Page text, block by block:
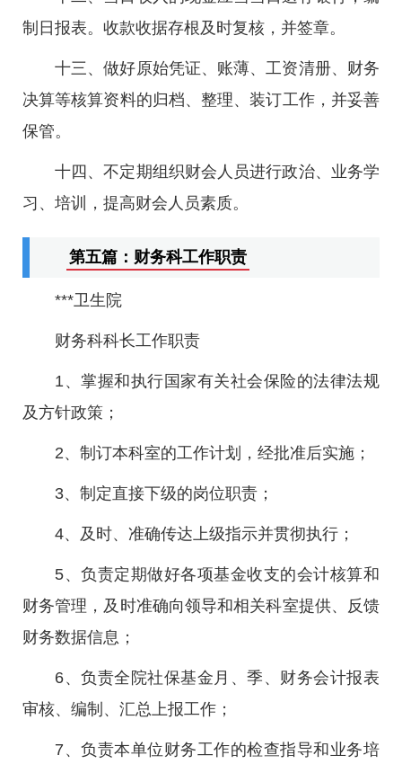
制日报表。收款收据存根及时复核，并签章。
十三、做好原始凭证、账薄、工资清册、财务
决算等核算资料的归档、整理、装订工作，并妥善
保管。
十四、不定期组织财会人员进行政治、业务学
习、培训，提高财会人员素质。
第五篇：财务科工作职责
***卫生院
财务科科长工作职责
1、掌握和执行国家有关社会保险的法律法规
及方针政策；
2、制订本科室的工作计划，经批准后实施；
3、制定直接下级的岗位职责；
4、及时、准确传达上级指示并贯彻执行；
5、负责定期做好各项基金收支的会计核算和
财务管理，及时准确向领导和相关科室提供、反馈
财务数据信息；
6、负责全院社保基金月、季、财务会计报表
审核、编制、汇总上报工作；
7、负责本单位财务工作的检查指导和业务培